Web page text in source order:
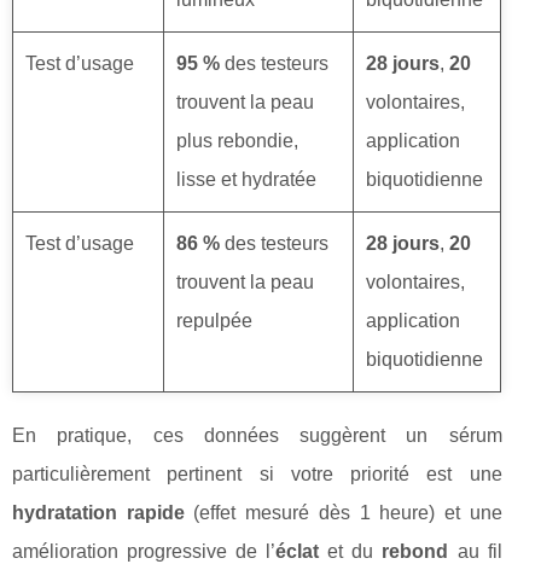
Test d’usage 95 % des testeurs
trouvent la peau
plus rebondie,
lisse et hydratée
28 jours, 20
volontaires,
application
biquotidienne
Test d’usage 86 % des testeurs
trouvent la peau
repulpée
28 jours, 20
volontaires,
application
biquotidienne
En pratique, ces données suggèrent un sérum
particulièrement pertinent si votre priorité est une
hydratation rapide(effet mesuré dès 1 heure) et une
amélioration progressive de l’éclat et du rebond
au fil